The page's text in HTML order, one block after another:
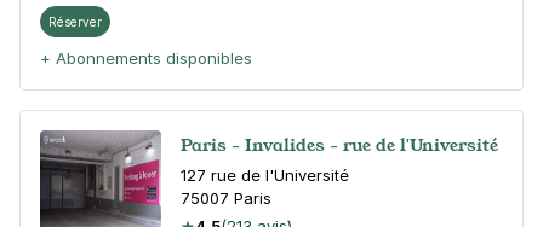
Réserver
+ Abonnements disponibles
Paris - Invalides - rue de l'Université
127 rue de l'Université
75007 Paris